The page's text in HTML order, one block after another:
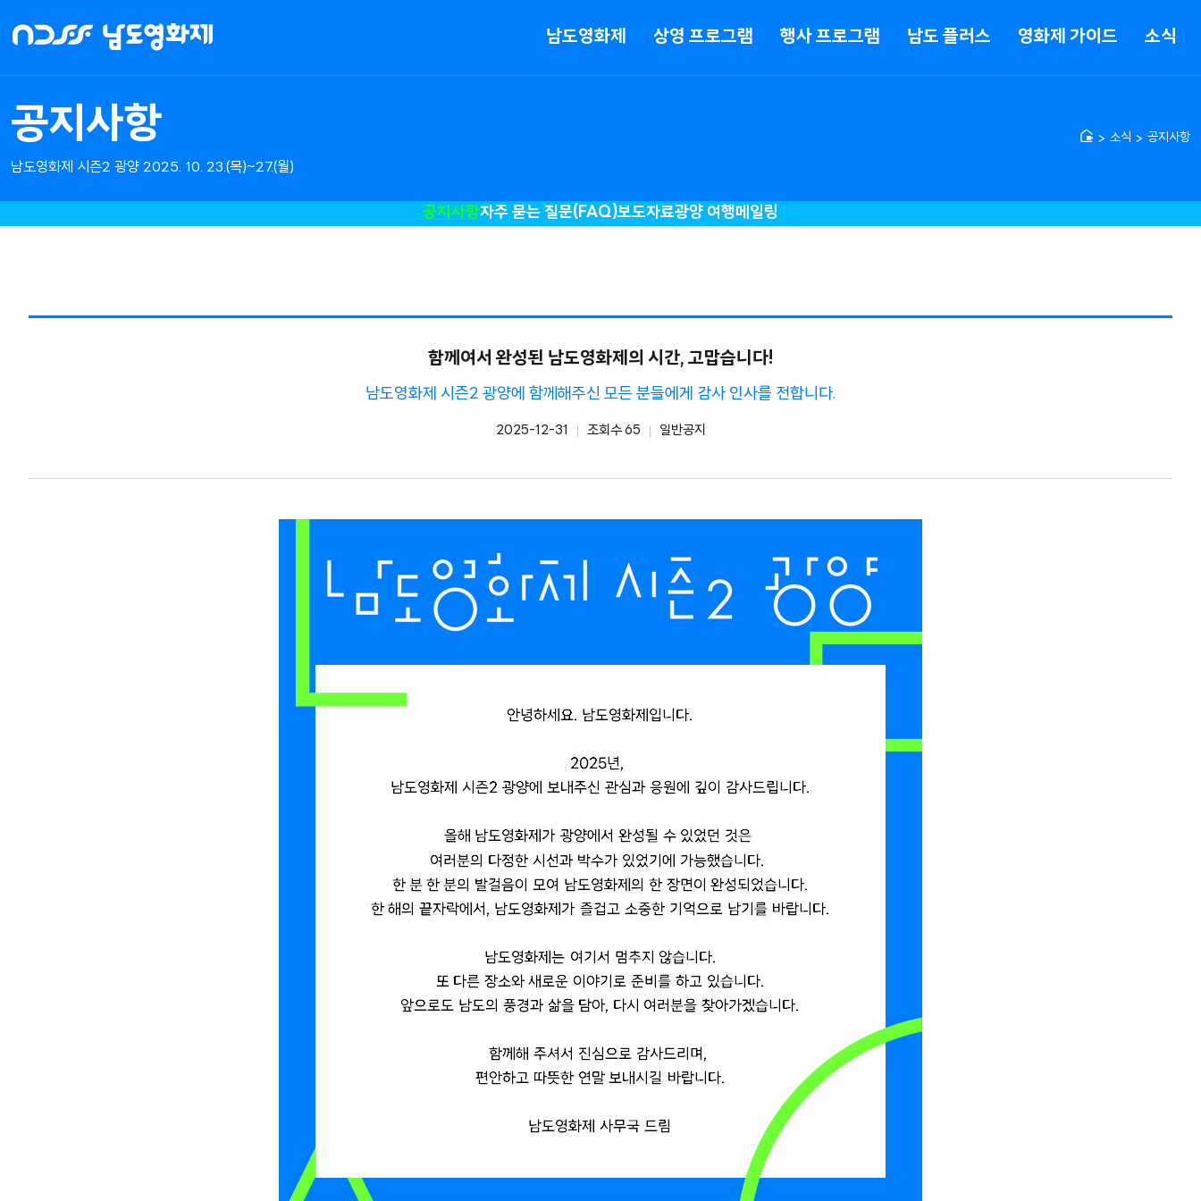
NDFF
남도영화제
시즌2
광양
남도영화제 상영 프로그램 행사 프로그램 남도 플러스 영화제 가이드 소식
공지사항
남도영화제 시즌2 광양 2025. 10. 23.(목)~27.(월)
소식 공지사항
공지사항자주 묻는 질문(FAQ)보도자료광양 여행메일링
함께여서 완성된 남도영화제의 시간, 고맙습니다!
남도영화제 시즌2 광양에 함께해주신 모든 분들에게 감사 인사를 전합니다.
2025-12-31 조회수 65
카테고리
일반공지